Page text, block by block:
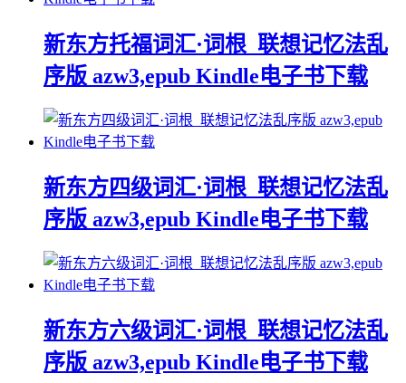
新东方托福词汇·词根_联想记忆法乱
序版 azw3,epub Kindle电子书下载
新东方四级词汇·词根_联想记忆法乱
序版 azw3,epub Kindle电子书下载
新东方六级词汇·词根_联想记忆法乱
序版 azw3,epub Kindle电子书下载